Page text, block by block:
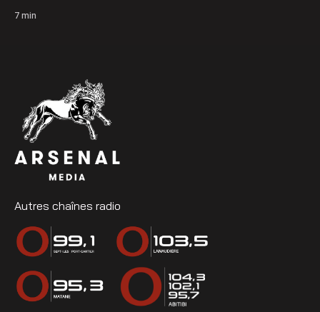
7min
Autres chaînes radio